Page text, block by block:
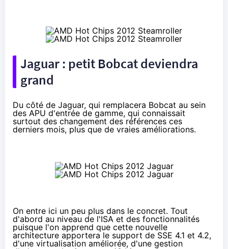
Jaguar : petit Bobcat deviendra
grand
Du côté de Jaguar, qui remplacera Bobcat au sein
des APU d'entrée de gamme, qui connaissait
surtout des changement des références ces
derniers mois, plus que de vraies améliorations.
On entre ici un peu plus dans le concret. Tout
d'abord au niveau de l'ISA et des fonctionnalités
puisque l'on apprend que cette nouvelle
architecture apportera le support de SSE 4.1 et 4.2,
d'une virtualisation améliorée, d'une gestion